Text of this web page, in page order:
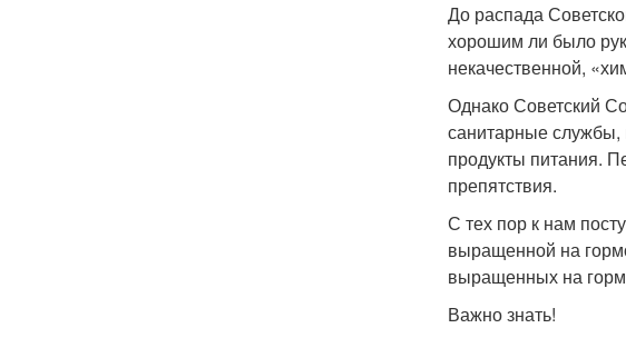
До распада
хорошим ли было
некачественной,
Однако Советский
санитарные службы,
продукты питания.
препятствия.
С тех пор к нам
выращенной на
выращенных на
Важно знать!